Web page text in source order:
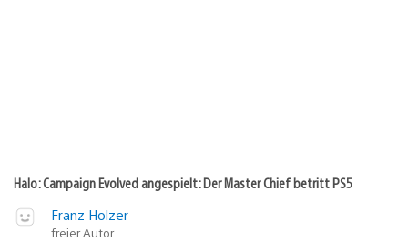
Halo: Campaign Evolved angespielt: Der Master Chief betritt PS5
Franz Holzer
freier Autor